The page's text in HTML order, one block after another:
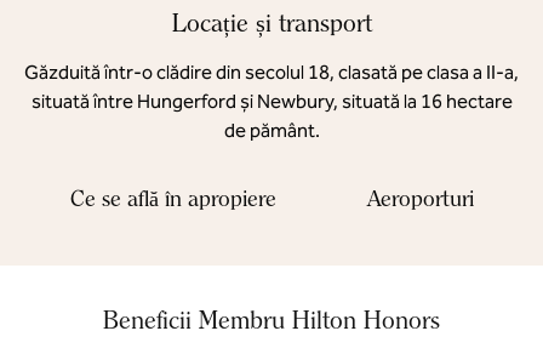
Locație și transport
Găzduită într-o clădire din secolul 18, clasată pe clasa a II-a,
situată între Hungerford și Newbury, situată la 16 hectare
de pământ.
Ce se află în apropiere Aeroporturi
Beneficii Membru Hilton Honors